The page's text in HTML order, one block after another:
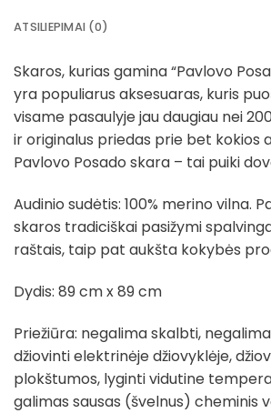
ATSILIEPIMAI (0)
Skaros, kurias gamina “Pavlovo
yra populiarus aksesuaras, kuris
visame pasaulyje jau daugiau nei
ir originalus priedas prie bet kokios
Pavlovo Posado skara – tai puiki
Audinio sudėtis: 100% merino vilna.
skaros tradiciškai pasižymi
raštais, taip pat aukšta kokybės
Dydis: 89 cm x 89 cm
Priežiūra: negalima skalbti,
džiovinti elektrinėje džiovyklėje,
plokštumos, lyginti vidutine
galimas sausas (švelnus) cheminis